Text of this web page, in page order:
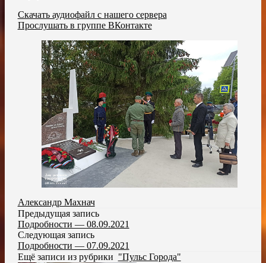
Скачать аудиофайл с нашего сервера
Прослушать в группе ВКонтакте
Александр Махнач
Предыдущая запись
Подробности — 08.09.2021
Следующая запись
Подробности — 07.09.2021
Ещё записи из рубрики "Пульс Города"